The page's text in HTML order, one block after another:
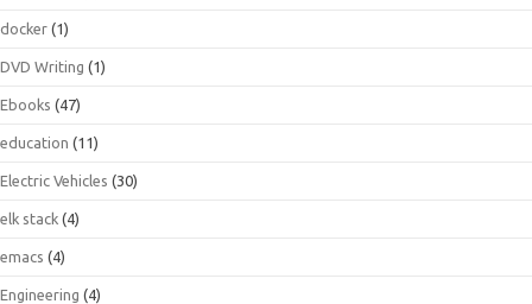
docker (1)
DVD Writing (1)
Ebooks (47)
education (11)
Electric Vehicles (30)
elk stack (4)
emacs (4)
Engineering (4)